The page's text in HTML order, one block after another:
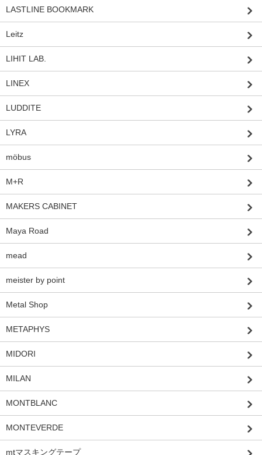
LASTLINE BOOKMARK
Leitz
LIHIT LAB.
LINEX
LUDDITE
LYRA
möbus
M+R
MAKERS CABINET
Maya Road
mead
meister by point
Metal Shop
METAPHYS
MIDORI
MILAN
MONTBLANC
MONTEVERDE
mtマスキングテープ